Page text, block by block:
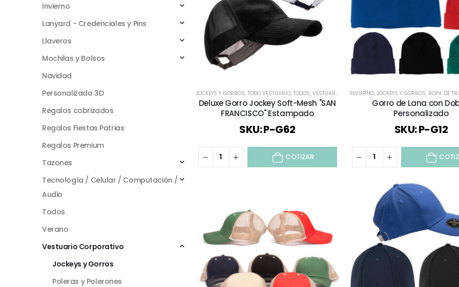
JOCKEYS Y GORROS, TODO VESTUARIO, TODOS, VESTUARIO CORPORATIVO ,VIAJES Y VACACIONES
Deluxe Gorro Jockey Soft-Mesh "SAN
FRANCISCO" Estampado
SKU: P-G62
COTIZAR
INVIERNO, JOCKEYS Y GORROS, ROPA DE
Gorro de Lana con
Personalizado
SKU: P-G12
Invierno
Lanyard - Credenciales y Pins
Llaveros
Mochilas y Bolsos
Navidad
Personalizado 3D
Regalos cobrizados
Regalos Fiestas Patrias
Regalos Premium
Tazones
Tecnología / Celular / Computación /
Audio
Todos
Verano
Vestuario Corporativo
Jockeys y Gorros
Poleras y Polerones